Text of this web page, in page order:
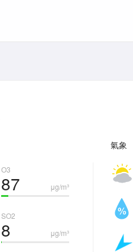
O3
μg/m³
87
SO2
μg/m³
8
氣象